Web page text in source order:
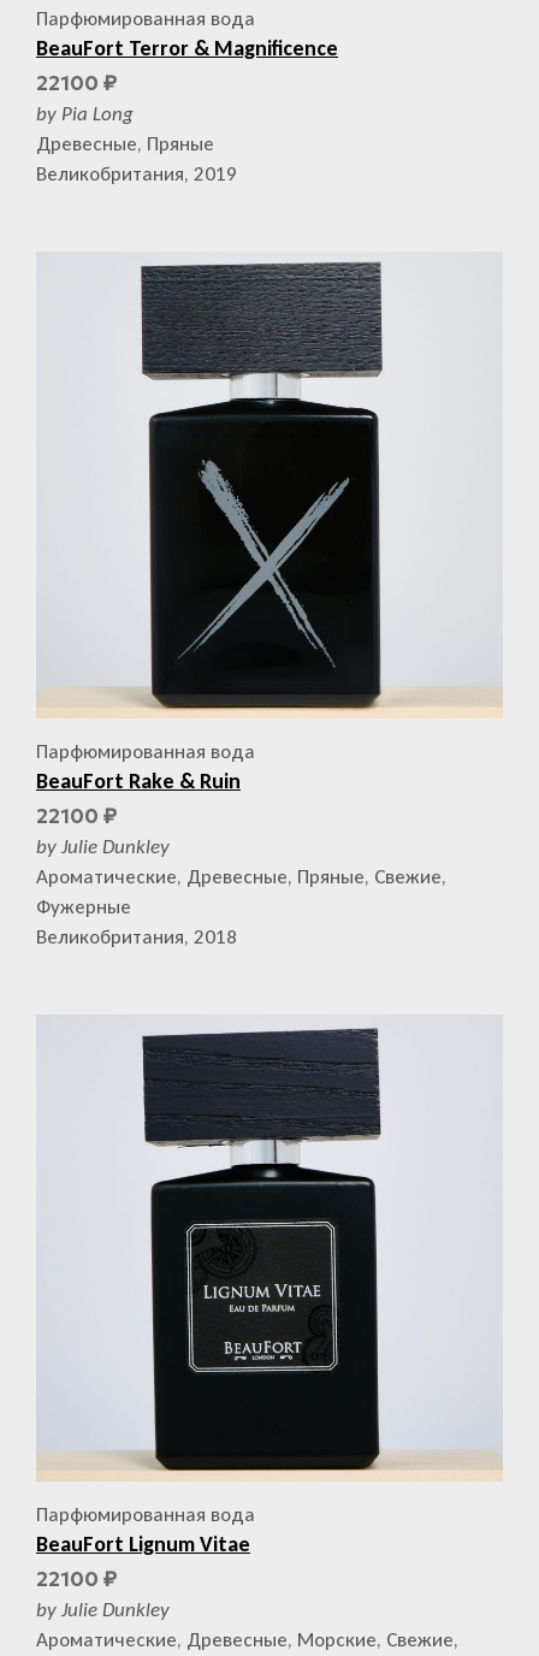
Парфюмированная вода
BeauFort Terror & Magnificence
22100 ₽
by Pia Long
Древесные, Пряные
Великобритания, 2019
Парфюмированная вода
BeauFort Rake & Ruin
22100 ₽
by Julie Dunkley
Ароматические, Древесные, Пряные, Свежие,
Фужерные
Великобритания, 2018
Парфюмированная вода
BeauFort Lignum Vitae
22100 ₽
by Julie Dunkley
Ароматические, Древесные, Морские, Свежие,